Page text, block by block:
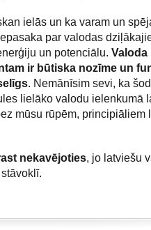
ielās un ka varam un
par valodas
un potenciālu. Valoda
ir būtiska nozīme un
. Nemānīsim sevi, ka
lielāko valodu ielenkumā
mūsu rūpēm, principiāliem
nekavējoties, jo latviešu